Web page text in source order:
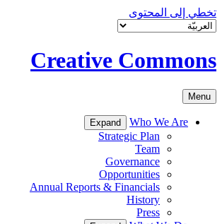
تخطي إلى المحتوى
Creative Commons
Menu
Who We Are
Expand
Strategic Plan
Team
Governance
Opportunities
Annual Reports & Financials
History
Press